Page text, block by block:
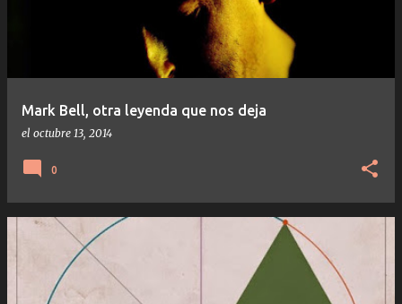
Mark Bell, otra leyenda que nos deja
el octubre 13, 2014
0